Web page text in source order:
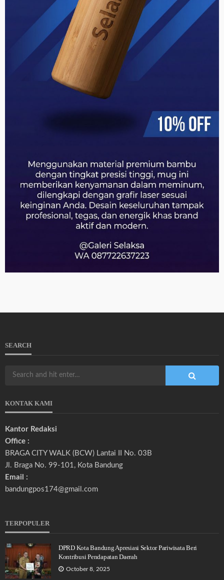
SEARCH
KONTAK KAMI
Kantor Redaksi
Office :
BRAGA CITY WALK (BCW) Lantai II No. 03B
Jl. Braga No. 99-101, Kota Bandung
Email :
bandungpos174@gmail.com
TERPOPULER
DPRD Kota Bandung Apresiasi Sektor Pariwisata Beri
Kontribusi Pendapatan Daerah
October 8, 2025